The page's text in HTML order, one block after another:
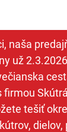
naša
už
firmou
tešiť
dielov,